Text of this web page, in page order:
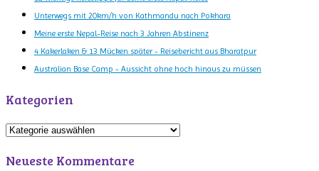
Unterwegs mit 20km/h von Kathmandu nach Pokhara
Meine erste Nepal-Reise nach 3 Jahren Abstinenz
4 Kakerlaken & 13 Mücken später - Reisebericht aus Bharatpur
Australian Base Camp - Aussicht ohne hoch hinaus zu müssen
Kategorien
Kategorien
Neueste Kommentare